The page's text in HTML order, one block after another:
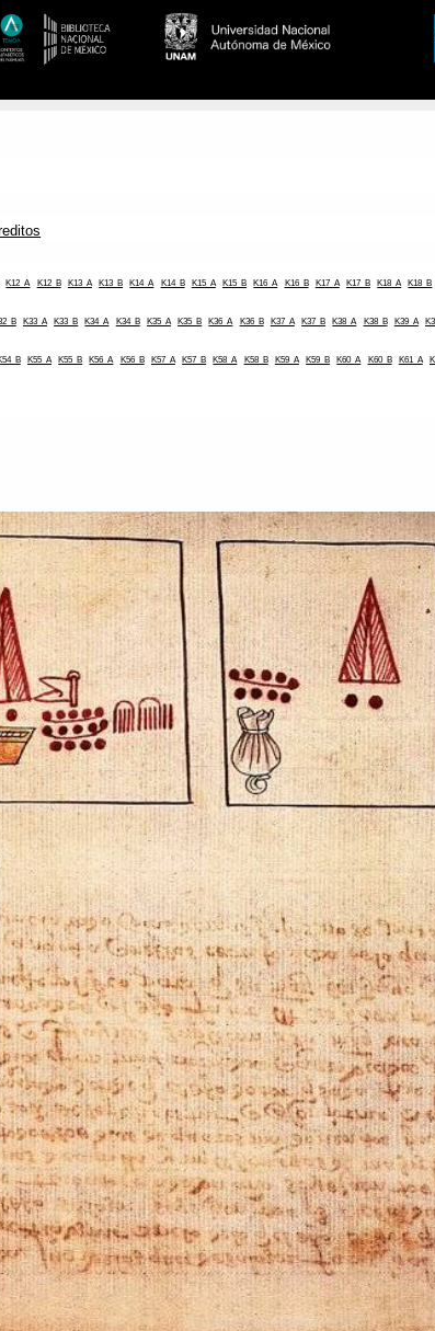
K12_A K12_B K13_A K13_B K14_A K14_B K15_A K15_B K16_A K16_B K17_A K17_B K18_A K18_B
K33_A K33_B K34_A K34_B K35_A K35_B K36_A K36_B K37_A K37_B K38_A K38_B K39_A
K55_A K55_B K56_A K56_B K57_A K57_B K58_A K58_B K59_A K59_B K60_A K60_B K61_A